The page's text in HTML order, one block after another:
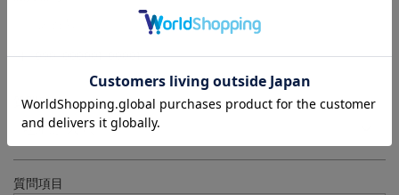
例：090-000001-00001
質問項目
質問項目